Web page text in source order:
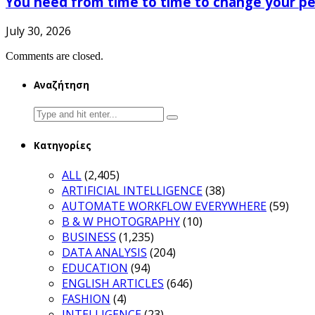
July 30, 2026
Comments are closed.
Αναζήτηση
Search
for:
Κατηγορίες
ALL(2,405)
ARTIFICIAL INTELLIGENCE(38)
AUTOMATE WORKFLOW EVERYWHERE(59)
B & W PHOTOGRAPHY(10)
BUSINESS (1,235)
DATA ANALYSIS (204)
EDUCATION (94)
ENGLISH ARTICLES (646)
FASHION (4)